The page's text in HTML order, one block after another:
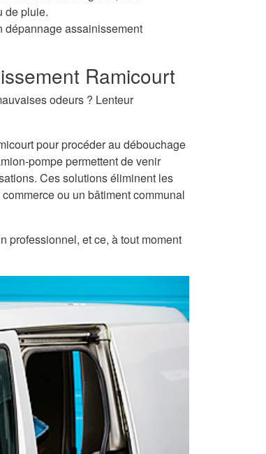
de pluie.
dépannage assainissement
Ramicourt
odeurs ? Lenteur
pour procéder au débouchage
pompe permettent de venir
Ces solutions éliminent les
ou un bâtiment communal
professionnel, et ce, à tout moment